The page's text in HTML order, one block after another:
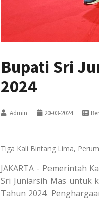
Bupati Sri
2024
Admin 20-03-2024
Tiga Kali Bintang Lima,
JAKARTA - Pemerintah
Sri Juniarsih Mas untuk
Tahun 2024.